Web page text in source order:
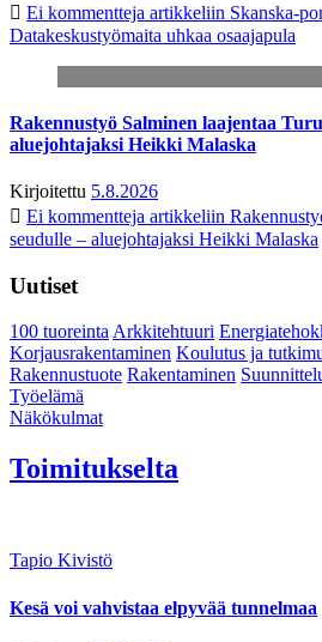
Ei kommentteja artikkeliin Skanska-
Datakeskustyömaita uhkaa osaajapula
Rakennustyö Salminen laajentaa
aluejohtajaksi Heikki Malaska
Kirjoitettu 5.8.2026
Ei kommentteja artikkeliin
seudulle – aluejohtajaksi Heikki Malaska
Uutiset
100 tuoreintaArkkitehtuuri
Korjausrakentaminen Koulutus ja
Rakennustuote Rakentaminen
Työelämä
Näkökulmat
Toimitukselta
Tapio Kivistö
Kesä voi vahvistaa elpyvää tunnelmaa